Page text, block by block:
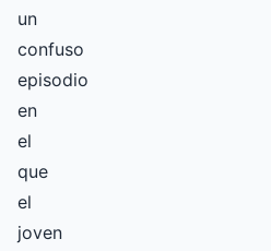
un
confuso
episodio
en
el
que
el
joven